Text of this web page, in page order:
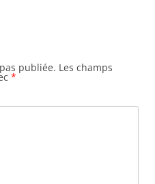
publiée. Les champs
*